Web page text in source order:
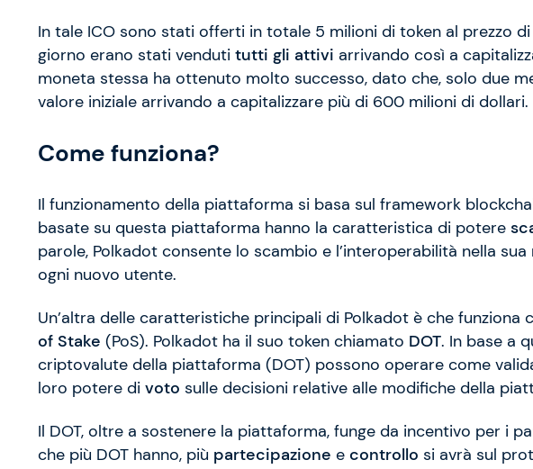
In tale ICO sono stati offerti in totale 5 milioni di token al prezzo
giorno erano stati venduti tutti gli attivi arrivando così a
moneta stessa ha ottenuto molto successo, dato che, solo due
valore iniziale arrivando a capitalizzare più di 600 milioni di dollari.
Come funziona?
Il funzionamento della piattaforma si basa sul framework
basate su questa piattaforma hanno la caratteristica di potere
parole, Polkadot consente lo scambio e l’interoperabilità nella
ogni nuovo utente.
Un’altra delle caratteristiche principali di Polkadot è che funziona
of Stake (PoS). Polkadot ha il suo token chiamato DOT. In base a
criptovalute della piattaforma (DOT) possono operare come
loro potere di voto sulle decisioni relative alle modifiche della
Il DOT, oltre a sostenere la piattaforma, funge da incentivo per i
che più DOT hanno, più partecipazione e controllo si avrà sul